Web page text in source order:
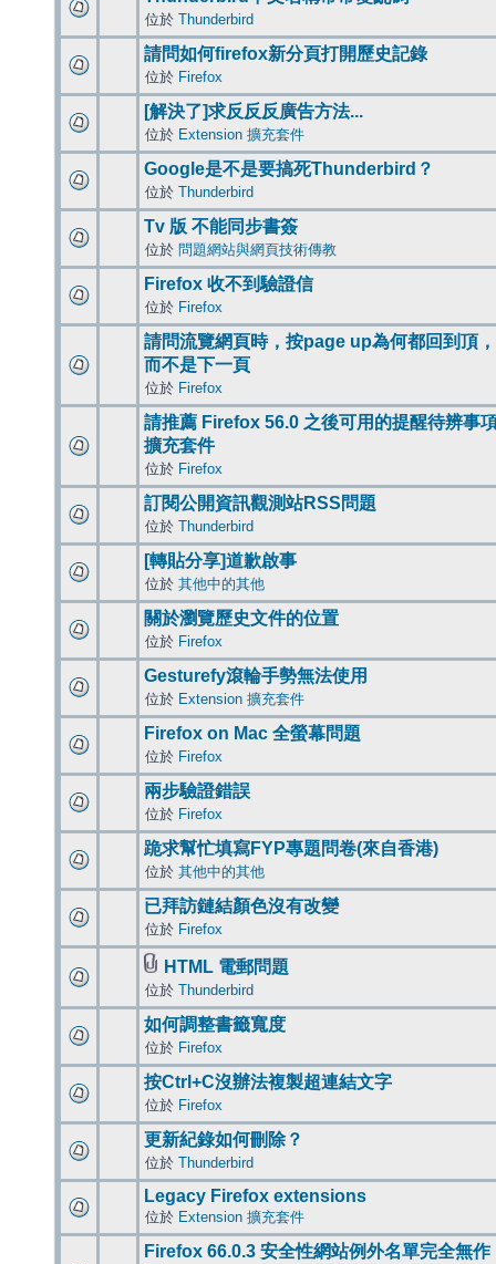
位於 Thunderbird
請問如何firefox新分頁打開歷史記錄
位於 Firefox
[解決了]求反反反廣告方法...
位於 Extension 擴充套件
Google是不是要搞死Thunderbird？
位於 Thunderbird
Tv 版 不能同步書簽
位於 問題網站與網頁技術傳教
Firefox 收不到驗證信
位於 Firefox
請問流覽網頁時，按page up為何都回到頂，
而不是下一頁
位於 Firefox
請推薦 Firefox 56.0 之後可用的提醒待辨事
擴充套件
位於 Firefox
訂閱公開資訊觀測站RSS問題
位於 Thunderbird
[轉貼分享]道歉啟事
位於 其他中的其他
關於瀏覽歷史文件的位置
位於 Firefox
Gesturefy滾輪手勢無法使用
位於 Extension 擴充套件
Firefox on Mac 全螢幕問題
位於 Firefox
兩步驗證錯誤
位於 Firefox
跪求幫忙填寫FYP專題問卷(來自香港)
位於 其他中的其他
已拜訪鏈結顏色沒有改變
位於 Firefox
HTML 電郵問題
位於 Thunderbird
如何調整書籤寬度
位於 Firefox
按Ctrl+C沒辦法複製超連結文字
位於 Firefox
更新紀錄如何刪除？
位於 Thunderbird
Legacy Firefox extensions
位於 Extension 擴充套件
Firefox 66.0.3 安全性網站例外名單完全無作